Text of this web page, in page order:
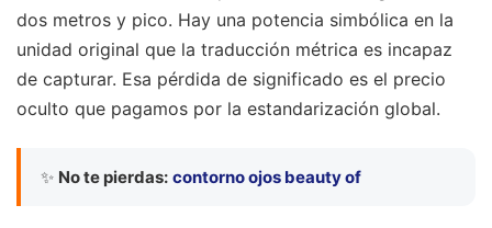
dos metros y pico. Hay una potencia simbólica en la
unidad original que la traducción métrica es incapaz
de capturar. Esa pérdida de significado es el precio
oculto que pagamos por la estandarización global.
✨ No te pierdas: contorno ojos beauty of